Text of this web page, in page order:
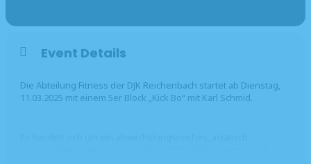
Event Details
Die Abteilung Fitness der DJK Reichenbach startet ab Dienstag,
11.03.2025 mit einem 5er Block „Kick Bo“ mit Karl Schmid.